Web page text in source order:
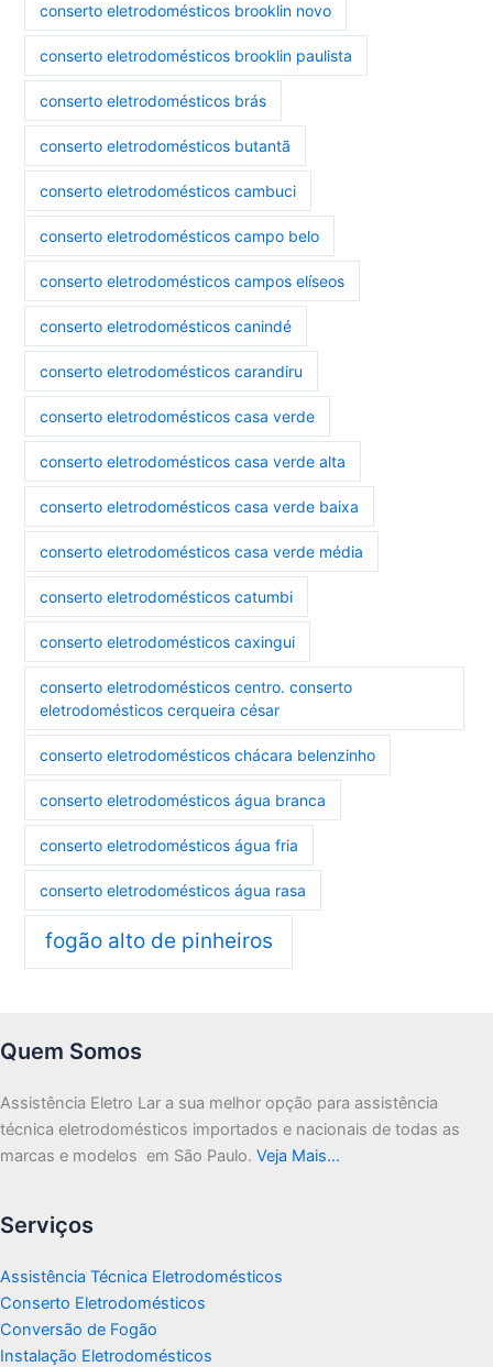
conserto eletrodomésticos brooklin novo
conserto eletrodomésticos brooklin paulista
conserto eletrodomésticos brás
conserto eletrodomésticos butantã
conserto eletrodomésticos cambuci
conserto eletrodomésticos campo belo
conserto eletrodomésticos campos elíseos
conserto eletrodomésticos canindé
conserto eletrodomésticos carandiru
conserto eletrodomésticos casa verde
conserto eletrodomésticos casa verde alta
conserto eletrodomésticos casa verde baixa
conserto eletrodomésticos casa verde média
conserto eletrodomésticos catumbi
conserto eletrodomésticos caxingui
conserto eletrodomésticos centro. conserto
eletrodomésticos cerqueira césar
conserto eletrodomésticos chácara belenzinho
conserto eletrodomésticos água branca
conserto eletrodomésticos água fria
conserto eletrodomésticos água rasa
fogão alto de pinheiros
Quem Somos
Assistência Eletro Lar a sua melhor opção para assistência
técnica eletrodomésticos importados e nacionais de todas as
marcas e modelos em São Paulo. Veja Mais…
Serviços
Assistência Técnica Eletrodomésticos
Conserto Eletrodomésticos
Conversão de Fogão
Instalação Eletrodomésticos